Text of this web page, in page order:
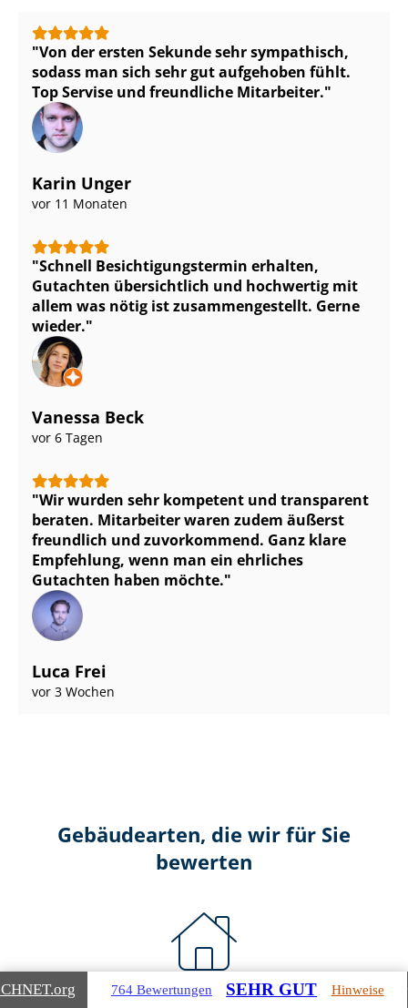
Von der ersten Sekunde sehr sympathisch,
sodass man sich sehr gut aufgehoben fühlt.
Top Servise und freundliche Mitarbeiter.
Karin Unger
vor 11 Monaten
Schnell Be­sich­ti­gungs­ter­min erhalten,
Gutachten übersichtlich und hochwertig mit
allem was nötig ist zu­sam­men­ge­stellt. Gerne
wieder.
Vanessa Beck
vor 6 Tagen
Wir wurden sehr kompetent und transparent
beraten. Mitarbeiter waren zudem äußerst
freundlich und zuvorkommend. Ganz klare
Empfehlung, wenn man ein ehrliches
Gutachten haben möchte.
Luca Frei
vor 3 Wochen
Gebäudearten, die wir für Sie
bewerten
Wohnimmobilien
.org 764 Bewertungen SEHR GUT Hinweise